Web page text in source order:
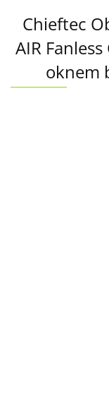
Chieftec
AIR
oknem